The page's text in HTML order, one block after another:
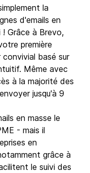
la
d'emails en
! Grâce à Brevo,
première
basé sur
Même avec
à la majorité des
jusqu'à 9
en masse le
- mais il
en
grâce à
le suivi des